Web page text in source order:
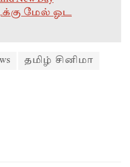
மேல் ஓட
தமிழ் சினிமா